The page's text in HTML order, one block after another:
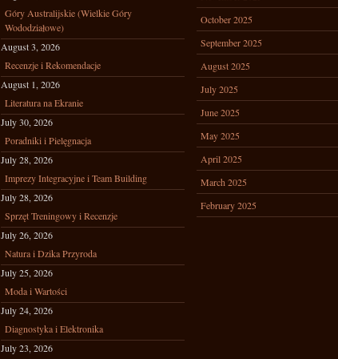
Góry Australijskie (Wielkie Góry
Wododziałowe)
August 3, 2026
Recenzje i Rekomendacje
August 1, 2026
Literatura na Ekranie
July 30, 2026
Poradniki i Pielęgnacja
July 28, 2026
Imprezy Integracyjne i Team Building
July 28, 2026
Sprzęt Treningowy i Recenzje
July 26, 2026
Natura i Dzika Przyroda
July 25, 2026
Moda i Wartości
July 24, 2026
Diagnostyka i Elektronika
July 23, 2026
October 2025
September 2025
August 2025
July 2025
June 2025
May 2025
April 2025
March 2025
February 2025